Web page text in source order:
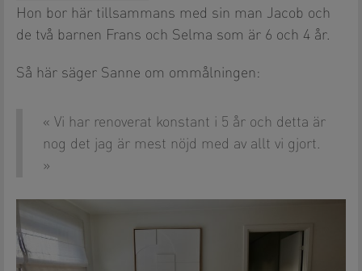
Hon bor här tillsammans med sin man Jacob och
de två barnen Frans och Selma som är 6 och 4 år.
Så här säger Sanne om ommålningen:
Vi har renoverat konstant i 5 år och detta är
nog det jag är mest nöjd med av allt vi gjort.